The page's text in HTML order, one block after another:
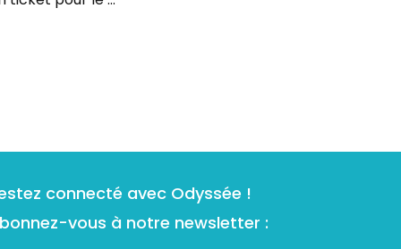
connecté avec Odyssée !
vous à notre newsletter :